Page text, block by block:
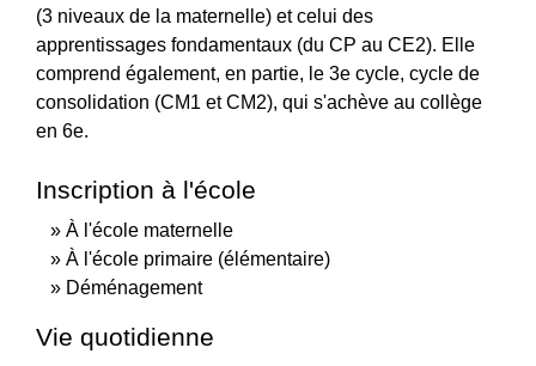
(3 niveaux de la maternelle) et celui des
apprentissages fondamentaux (du CP au CE2). Elle
comprend également, en partie, le 3e cycle, cycle de
consolidation (CM1 et CM2), qui s'achève au collège
en 6e.
Inscription à l'école
À l'école maternelle
À l'école primaire (élémentaire)
Déménagement
Vie quotidienne